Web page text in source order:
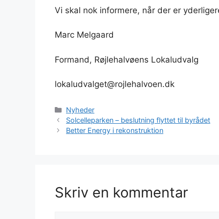
Vi skal nok informere, når der er
Marc Melgaard
Formand, Røjlehalvøens Lokaludvalg
lokaludvalget@rojlehalvoen.dk
Kategorier
Nyheder
Solcelleparken – beslutning flyttet til byrådet
Better Energy i rekonstruktion
Skriv en kommentar